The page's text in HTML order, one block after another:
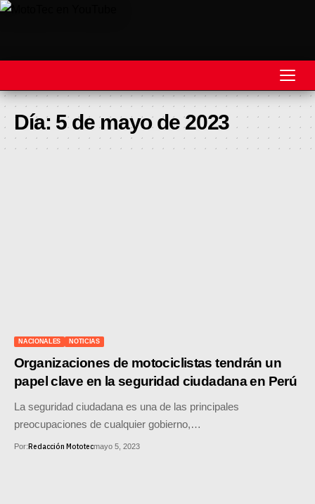
REVISTA
CROSS COUNTRY
MOTOS ACUÁTICAS
NOTICIAS
INTERNACIONALES
Día: 5 de mayo de 2023
NACIONALES NOTICIAS
Organizaciones de motociclistas tendrán un
papel clave en la seguridad ciudadana en Perú
La seguridad ciudadana es una de las principales
preocupaciones de cualquier gobierno,…
Por:Redacción Mototecmayo 5, 2023